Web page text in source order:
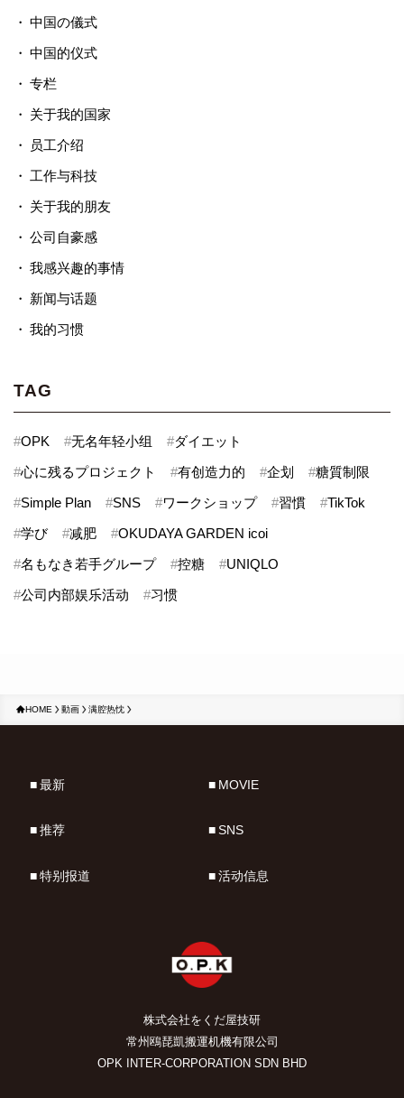
中国の儀式
中国的仪式
专栏
关于我的国家
员工介绍
工作与科技
关于我的朋友
公司自豪感
我感兴趣的事情
新闻与话题
我的习惯
TAG
#OPK #无名年轻小组 #ダイエット
#心に残るプロジェクト #有创造力的 #企划 #糖質制限
#Simple Plan #SNS #ワークショップ #習慣 #TikTok
#学び #减肥 #OKUDAYA GARDEN icoi
#名もなき若手グループ #控糖 #UNIQLO
#公司内部娱乐活动 #习惯
HOME 動画 满腔热忱
株式会社をくだ屋技研
常州鴎琵凱搬運机機有限公司
OPK INTER-CORPORATION SDN BHD
最新
推荐
特别报道
MOVIE
SNS
活动信息